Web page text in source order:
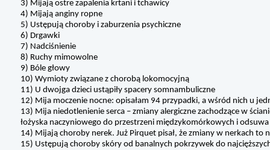
3) Mijają ostre zapalenia krtani i tchawicy
4) Mijają anginy ropne
5) Ustępują choroby i zaburzenia psychiczne
6) Drgawki
7) Nadciśnienie
8) Ruchy mimowolne
9) Bóle głowy
10) Wymioty związane z chorobą lokomocyjną
11) U dwojga dzieci ustąpiły spacery somnambuliczne
12) Mija moczenie nocne: opisałam 94 przypadki, a wśród nich u
13) Mija niedotlenienie serca – zmiany alergiczne zachodzące w
łożyska naczyniowego do przestrzeni międzykomórkowych i
14) Mijają choroby nerek. Już Pirquet pisał, że zmiany w nerkach
15) Ustępują choroby skóry od banalnych pokrzywek do